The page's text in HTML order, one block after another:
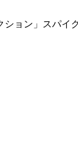
ョン」スパイ